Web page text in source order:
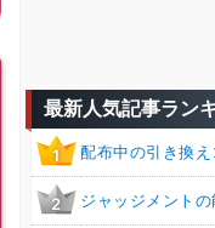
最新人気記事ラン
1 配布中の引き換
2 ジャッジメント